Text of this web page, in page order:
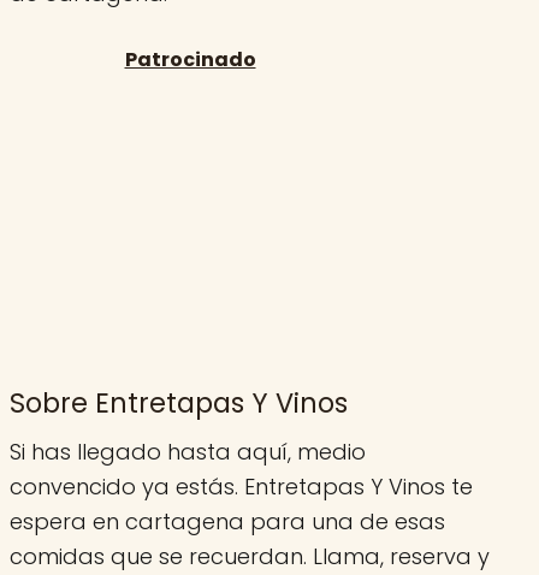
Sobre Entretapas Y Vinos
Si has llegado hasta aquí, medio
convencido ya estás. Entretapas Y Vinos te
espera en cartagena para una de esas
comidas que se recuerdan. Llama, reserva y